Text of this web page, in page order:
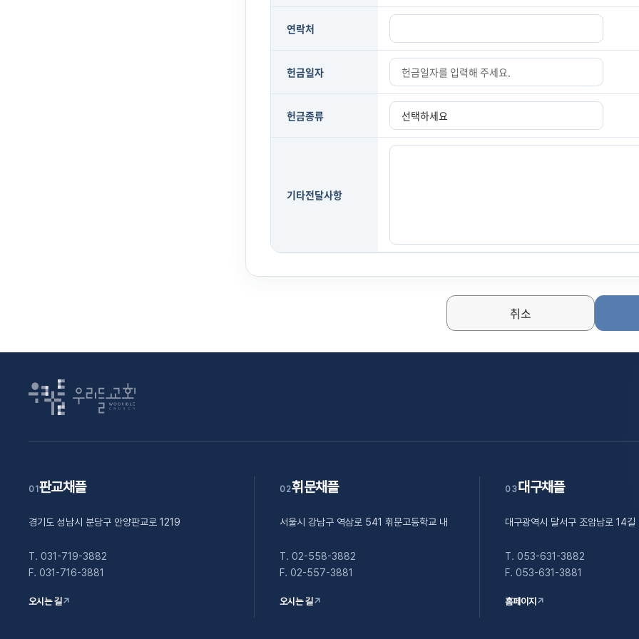
연락처
헌금일자
헌금종류
기타전달사항
취소
01 판교채플
경기도 성남시 분당구 안양판교로 1219
T. 031-719-3882
F. 031-716-3881
오시는 길↗
02휘문채플
서울시 강남구 역삼로 541 휘문고등학교 내
T. 02-558-3882
F. 02-557-3881
오시는 길↗
03대구채플
대구광역시 달서구 조암남로 14
T. 053-631-3882
F. 053-631-3881
홈페이지 ↗